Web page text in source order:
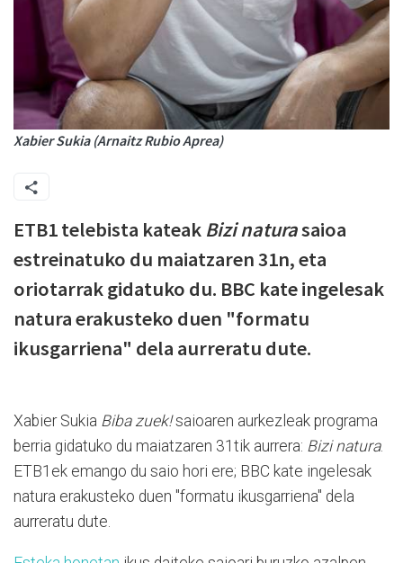
Xabier Sukia (Arnaitz Rubio Aprea)
ETB1 telebista kateak Bizi naturasaioa
estreinatuko du maiatzaren 31n, eta
oriotarrak gidatuko du. BBC kate ingelesak
natura erakusteko duen "formatu
ikusgarriena" dela aurreratu dute.
Xabier Sukia Biba zuek!saioaren aurkezleak programa
berria gidatuko du maiatzaren 31tik aurrera: Bizi natura.
ETB1ek emango du saio hori ere; BBC kate ingelesak
natura erakusteko duen "formatu ikusgarriena" dela
aurreratu dute.